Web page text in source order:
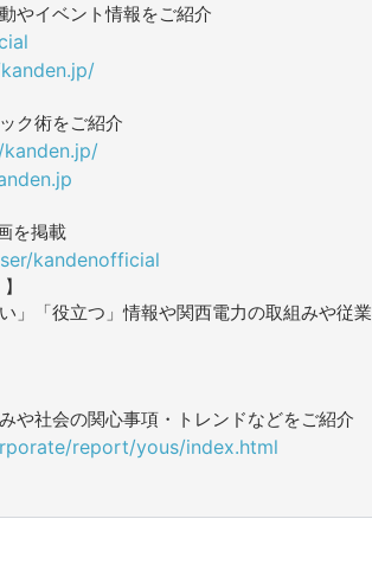
やイベント情報をご紹介
ク術をご紹介
を掲載
kandenofficial
」「役立つ」情報や関西電力の取組みや従
や社会の関心事項・トレンドなどをご紹介
report/yous/index.html